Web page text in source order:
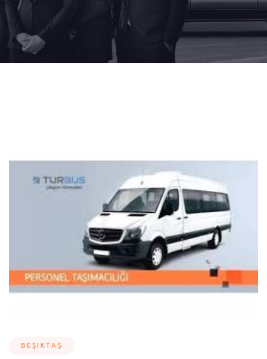
BEŞIKTAŞ